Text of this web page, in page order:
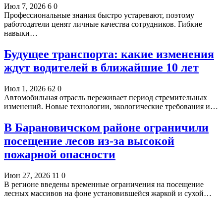
Июл 7, 2026 6 0
Профессиональные знания быстро устаревают, поэтому
работодатели ценят личные качества сотрудников. Гибкие
навыки…
Будущее транспорта: какие изменения
ждут водителей в ближайшие 10 лет
Июл 1, 2026 62 0
Автомобильная отрасль переживает период стремительных
изменений. Новые технологии, экологические требования и…
В Барановичском районе ограничили
посещение лесов из-за высокой
пожарной опасности
Июн 27, 2026 11 0
В регионе введены временные ограничения на посещение
лесных массивов на фоне установившейся жаркой и сухой…